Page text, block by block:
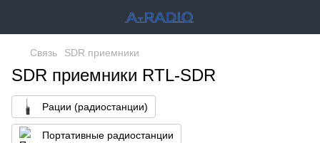
Связь SDR приемники
SDR приемники RTL-SDR
Рации (радиостанции)
Портативные радиостанции